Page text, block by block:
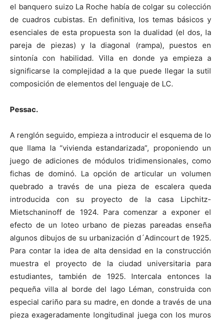
el banquero suizo La Roche había de colgar su colección
de cuadros cubistas. En definitiva, los temas básicos y
esenciales de esta propuesta son la dualidad (el dos, la
pareja de piezas) y la diagonal (rampa), puestos en
sintonía con habilidad. Villa en donde ya empieza a
significarse la complejidad a la que puede llegar la sutil
composición de elementos del lenguaje de LC.
Pessac.
A renglón seguido, empieza a introducir el esquema de lo
que llama la “vivienda estandarizada”, proponiendo un
juego de adiciones de módulos tridimensionales, como
fichas de dominó. La opción de articular un volumen
quebrado a través de una pieza de escalera queda
introducida con su proyecto de la casa Lipchitz-
Mietschaninoff de 1924. Para comenzar a exponer el
efecto de un loteo urbano de piezas pareadas enseña
algunos dibujos de su urbanización d´Adincourt de 1925.
Para contar la idea de alta densidad en la construcción
muestra el proyecto de la ciudad universitaria para
estudiantes, también de 1925. Intercala entonces la
pequeña villa al borde del lago Léman, construida con
especial cariño para su madre, en donde a través de una
pieza exageradamente longitudinal juega con los muros